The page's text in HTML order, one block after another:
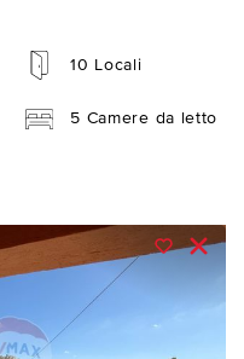
10 Locali
5 Camere da letto